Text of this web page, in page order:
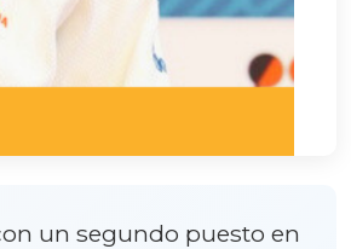
un segundo puesto en